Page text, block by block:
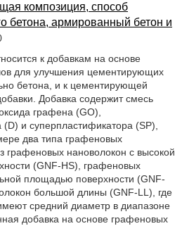
композиция, способ
бетона, армированный бетон и
к добавкам на основе
для улучшения цементирующих
бетона, и к цементирующей
Добавка содержит смесь
графена (GO),
и суперпластификаторa (SP),
два типа графеновых
графеновых нановолокон с высокой
(GNF-HS), графеновых
площадью поверхности (GNF-
большой длины (GNF-LL), где
средний диаметр в диапазоне
добавка на основе графеновых